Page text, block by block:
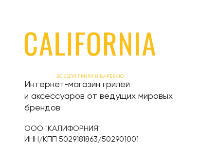
ВСЕ ДЛЯ ГРИЛЯ И БАРБЕКЮ
Интернет-магазин грилей
и аксессуаров от ведущих мировых
брендов
ООО "КАЛИФОРНИЯ"
ИНН/КПП 5029181863/502901001